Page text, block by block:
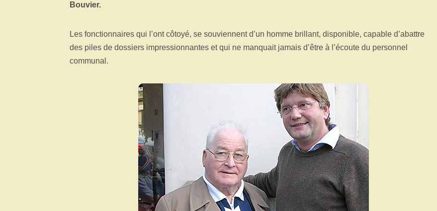
Bouvier.
Les fonctionnaires qui l’ont côtoyé, se souviennent d’un homme brillant, disponible, capable d’abattre
des piles de dossiers impressionnantes et qui ne manquait jamais d’être à l’écoute du personnel
communal.